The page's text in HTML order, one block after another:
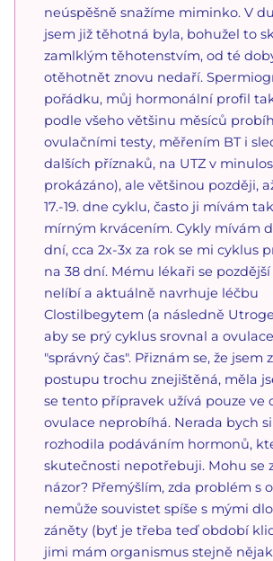
neúspěšně snažíme miminko. V
jsem již těhotná byla, bohužel to
zamlklým těhotenstvím, od té
otěhotnět znovu nedaří.
pořádku, můj hormonální profil
podle všeho většinu měsíců
ovulačními testy, měřením BT i
dalších příznaků, na UTZ v
prokázáno), ale většinou později,
17.-19. dne cyklu, často ji mívám
mírným krvácením. Cykly mívám
dní, cca 2x-3x za rok se mi cyklus
na 38 dní. Mému lékaři se
nelíbí a aktuálně navrhuje léčbu
Clostilbegytem (a následně
aby se prý cyklus srovnal a
"správný čas". Přiznám se, že jsem
postupu trochu znejištěná, měla
se tento přípravek užívá pouze ve
ovulace neprobíhá. Nerada bych
rozhodila podáváním hormonů,
skutečnosti nepotřebuji. Mohu se
názor? Přemýšlím, zda problém s
nemůže souvistet spíše s mými
záněty (byť je třeba teď období
jimi mám organismus stejně nějak